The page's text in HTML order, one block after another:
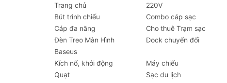
Trang chủ 220V
Bút trình chiếu
Combo cáp sạc
Cáp đa năng
Cho thuê Trạm sạc
Đèn Treo Màn Hình
Baseus
Dock chuyển đổi
Kích nổ, khởi động Máy chiếu
Quạt
Sạc du lịch